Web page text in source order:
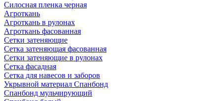
Силосная пленка черная
Агроткань
Агроткань в рулонах
Агроткань фасованная
Сетки затеняющие
Сетка затеняющая фасованная
Сетки затеняющие в рулонах
Сетка фасадная
Сетка для навесов и заборов
Укрывной материал Спанбонд
Спанбонд мульчирующий